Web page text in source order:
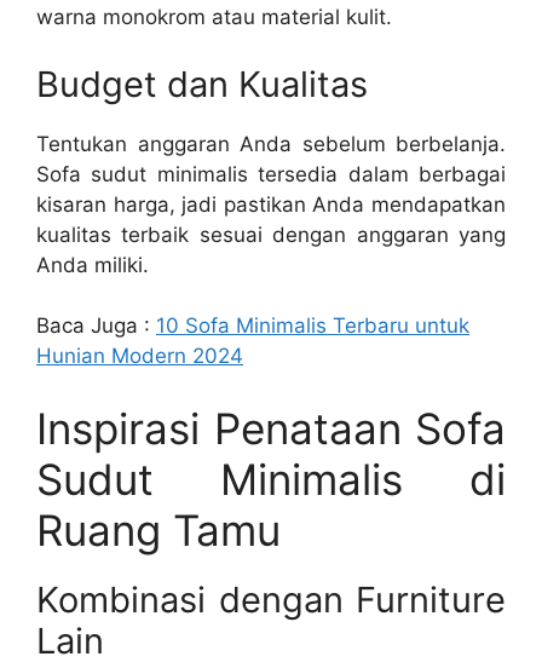
warna monokrom atau material kulit.
Budget dan Kualitas
Tentukan anggaran Anda sebelum berbelanja.
Sofa sudut minimalis tersedia dalam berbagai
kisaran harga, jadi pastikan Anda mendapatkan
kualitas terbaik sesuai dengan anggaran yang
Anda miliki.
Baca Juga : 10 Sofa Minimalis Terbaru untuk
Hunian Modern 2024
Inspirasi Penataan Sofa
Sudut Minimalis di
Ruang Tamu
Kombinasi dengan Furniture
Lain